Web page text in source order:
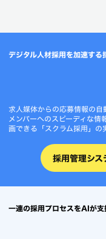
デジタル人材採用を加速す
求人媒体からの応募情報の
メンバーへのスピーディな
画できる「スクラム採用」の
採用管理シ
一連の採用プロセスをAIが